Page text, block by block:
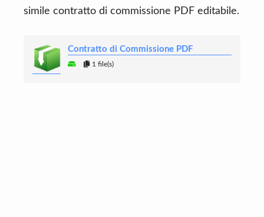
simile contratto di commissione PDF editabile.
Contratto di Commissione PDF
1 file(s)